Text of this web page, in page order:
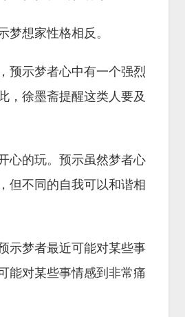
梦想家性格相反。
预示梦者心中有一个强烈
，徐墨斋提醒这类人要及
心的玩。预示虽然梦者心
但不同的自我可以和谐相
示梦者最近可能对某些事
能对某些事情感到非常痛